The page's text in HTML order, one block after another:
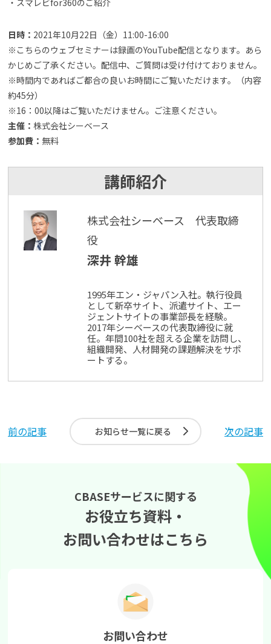
日時： 2021年10月22日（金）11:00-16:00
※こちらのウェブセミナーは録画のYouTube配信となります。あら
かじめご了承ください。配信中、ご質問は受け付けておりません。
※時間内であればご都合の良いお時間にご覧いただけます。（内容
約45分）
※16：00以降はご覧いただけません。ご注意ください。
主催： 株式会社シーベース
参加費： 無料
講師紹介
株式会社シーベース 代表取締
役
深井 幹雄
1995年エン・ジャパン入社。執行役員
として新卒サイト、派遣サイト、エー
ジェントサイトの事業部長を経験。
2017年シーベースの代表取締役に就
任。年間100社を超える企業を訪問し、
組織開発、人材開発の課題解決をサポ
ートする。
前の記事 お知らせ一覧に戻る 次の記事
CBASEサービスに関する
お役立ち資料・
お問い合わせはこちら
お問い合わせ